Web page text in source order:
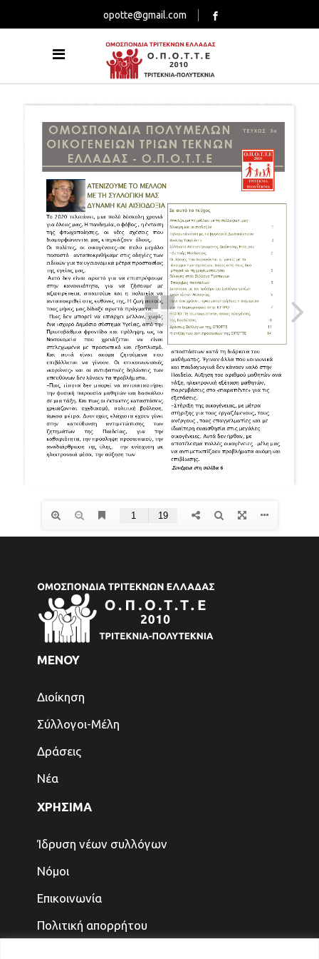
opotte@gmail.com
ΜΕΝΟΥ
Διοίκηση
Σύλλογοι-Μέλη
Δράσεις
Νέα
ΧΡΗΣΙΜΑ
Ίδρυση νέων συλλόγων
Νόμοι
Επικοινωνία
Πολιτική απορρήτου